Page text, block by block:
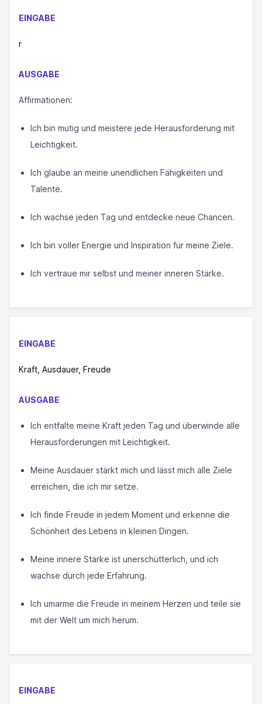
EINGABE
r
AUSGABE
Affirmationen:
Ich bin mutig und meistere jede Herausforderung mit
Leichtigkeit.
Ich glaube an meine unendlichen Fähigkeiten und
Talente.
Ich wachse jeden Tag und entdecke neue Chancen.
Ich bin voller Energie und Inspiration für meine Ziele.
Ich vertraue mir selbst und meiner inneren Stärke.
EINGABE
Kraft, Ausdauer, Freude
AUSGABE
Ich entfalte meine Kraft jeden Tag und überwinde alle
Herausforderungen mit Leichtigkeit.
Meine Ausdauer stärkt mich und lässt mich alle Ziele
erreichen, die ich mir setze.
Ich finde Freude in jedem Moment und erkenne die
Schönheit des Lebens in kleinen Dingen.
Meine innere Stärke ist unerschütterlich, und ich
wachse durch jede Erfahrung.
Ich umarme die Freude in meinem Herzen und teile sie
mit der Welt um mich herum.
EINGABE